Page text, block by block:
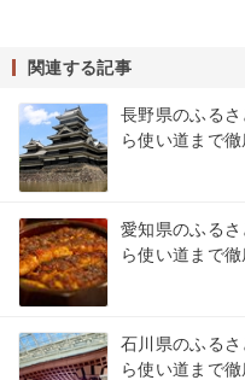
関連する記事
長野県のふる
ら使い道まで徹
愛知県のふる
ら使い道まで徹
石川県のふる
ら使い道まで徹